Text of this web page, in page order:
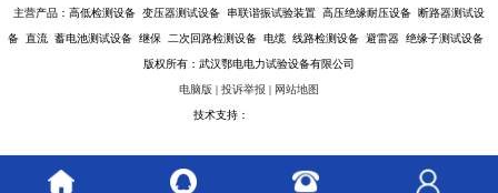
主营产品：高低检测设备 变压器测试设备 串联谐振试验装置 高压绝缘耐压设备 断路器测试设
备 直流 蓄电池测试设备 继保 二次回路检测设备 电缆 线路检测设备 避雷器 绝缘子测试设备
版权所有：武汉鄂电电力试验设备有限公司
电脑版 | 投诉举报 | 网站地图
技术支持：